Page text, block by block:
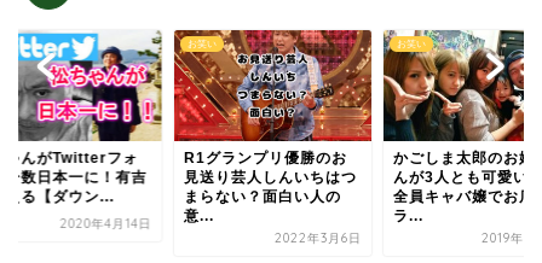
ゃんがTwitterフォ
ー数日本一に！有吉
える【ダウン...
2020年4月14日
お笑い
R1グランプリ優勝のお
見送り芸人しんいちはつ
まらない？面白い人の
意...
2022年3月6日
お笑い
かごしま太郎のお姉
んが3人とも可愛い
全員キャバ嬢でお店
ラ...
2019年1